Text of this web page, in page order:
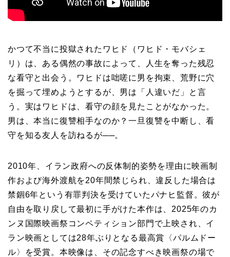
かつて不当に投獄されたワヒド（ワヒド・モバシェ
リ）は、ある偶然の事故によって、人生を奪った残忍
な看守と出会う。ワヒドは咄嗟に男を拘束、荒野に穴
を掘って埋めようとするが、男は「人違いだ」と言
う。実はワヒドは、看守の顔を見たことがなかった。
男は、本当に復讐相手なのか？一旦復讐を中断し、看
守を知る友人を訪ねるが──。
2010年、イラン政府への反体制的姿勢を理由に映画制
作および海外渡航を20年間禁じられ、違反した場合は
禁錮6年という有罪判決を受けていたパナヒ監督。彼が
自由を取り戻して最初に手がけた本作は、2025年のカ
ンヌ国際映画祭コンペティション部門で上映され、イ
ラン映画としては28年ぶりとなる最高賞〈パルムドー
ル〉を受賞。本映像は、その記念すべき映画祭の場で